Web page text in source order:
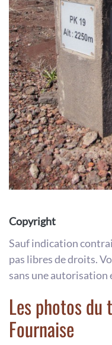
Copyright
Sauf indication
pas libres de droits.
sans une
Les photos du
Fournaise